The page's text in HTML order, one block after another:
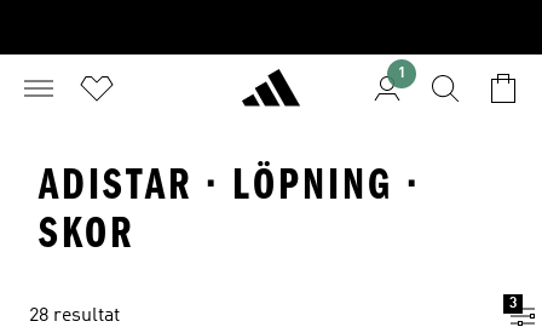
1
ADISTAR · LÖPNING ·
SKOR
28 resultat
3